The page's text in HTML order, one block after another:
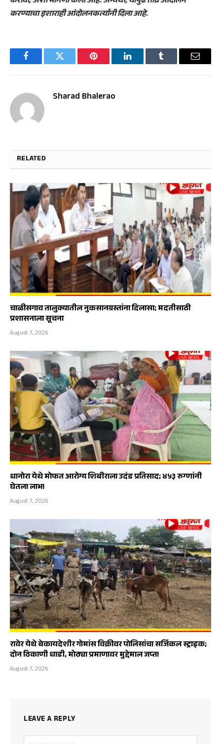
करण्याचा इशाराही आंदोलनकर्त्यांनी दिला आहे.
FacebookTwitter Pinterest LinkedInTumblr Email
Sharad Bhalerao
RELATED
चाळीसगाव तालुक्यातील नुकसानग्रस्तांना दिलासा; मदतीसाठी
प्रशासनाला सूचना
August 7, 2026
धानोरा येथे मोफत आरोग्य शिबीराला उदंड प्रतिसाद; ४५३ रुग्णांनी
घेतला लाभ!
August 7, 2026
रावेर येथे बेकायदेशीर गोमांस विक्रीवर पोलिसांचा सर्जिकल स्ट्राइक;
दोन ठिकाणी धाडी, मोठ्या प्रमाणावर मुद्देमाल जप्त!
August 7, 2026
LEAVE A REPLY